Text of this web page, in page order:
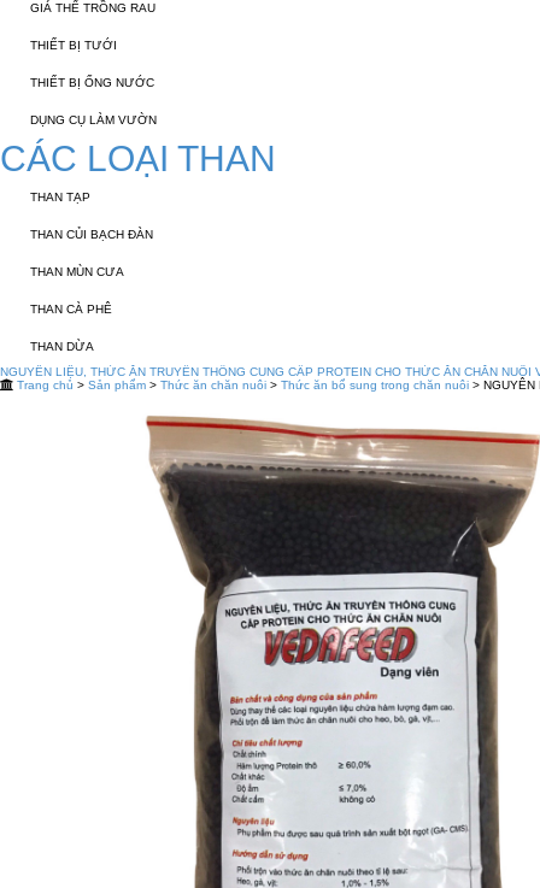
GIÁ THỂ TRỒNG RAU
THIẾT BỊ TƯỚI
THIẾT BỊ ỐNG NƯỚC
DỤNG CỤ LÀM VƯỜN
CÁC LOẠI THAN
THAN TẠP
THAN CỦI BẠCH ĐÀN
THAN MÙN CƯA
THAN CÀ PHÊ
THAN DỪA
NGUYÊN LIỆU, THỨC ĂN TRUYỀN THỐNG CUNG CẤP PROTEIN CHO THỨC ĂN CHĂN NUÔI
Trang chủ > Sản phẩm > Thức ăn chăn nuôi > Thức ăn bổ sung trong chăn nuôi > NGUYÊN